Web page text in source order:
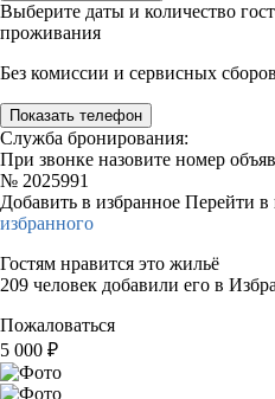
Выберите даты и количество
проживания
Без комиссии и сервисных сборов
Показать телефон
Служба бронирования:
При звонке назовите номер
№ 2025991
Добавить в избранное Перейти в
избранного
Гостям нравится это жильё
209 человек добавили его в
Пожаловаться
5 000 ₽